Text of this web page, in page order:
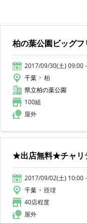
柏の葉公園ビッグフ
2017/09/30(土) 09:00
千葉
柏
県立柏の葉公園
100組
屋外
★出店無料★チャリ
2017/09/02(土) 10:00
千葉
匝瑳
40店程度
屋外